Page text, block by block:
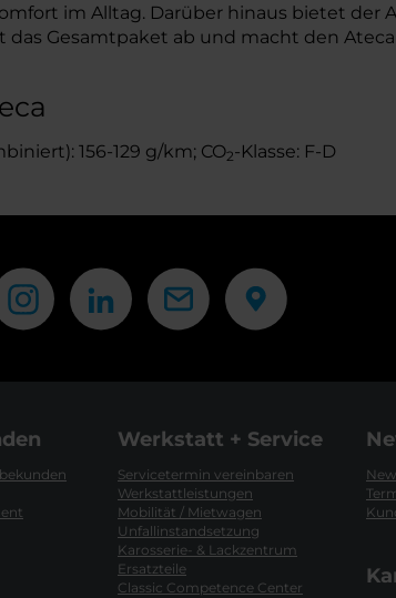
im Alltag. Darüber hinaus bietet der
Gesamtpaket ab und macht den
156-129 g/km; CO2-Klasse: F-D
Werkstatt + Service
Servicetermin vereinbaren
Werkstattleistungen
Mobilität / Mietwagen
Unfallinstandsetzung
Karosserie- & Lackzentrum
Ersatzteile
Classic Competence Center